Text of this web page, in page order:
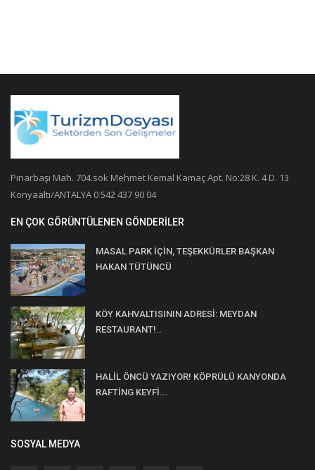
Pınarbaşı Mah. 704.sok Mehmet Kemal Kamaç Apt. No:28 K. 4 D. 13
Konyaaltı/ANTALYA 0 542 437 90 04
EN ÇOK GÖRÜNTÜLENEN GÖNDERILER
MASAL PARK İÇİN, TEŞEKKÜRLER BAŞKAN
HAKAN TÜTÜNCÜ
KÖY KAHVALTISININ ADRESİ: MEYDAN
RESTAURANT!..
HALİL ÖNCÜ YAZIYOR! KÖPRÜLÜ KANYONDA
RAFTİNG KEYFİ...
SOSYAL MEDYA